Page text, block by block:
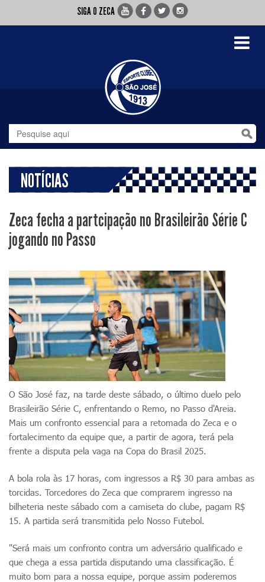
SIGA O ZECA
Toggle
NOTÍCIAS
Zeca fecha a partcipação no Brasileirão Série C
jogando no Passo
O São José faz, na tarde deste sábado, o último duelo pelo
Brasileirão Série C, enfrentando o Remo, no Passo d'Areia.
Mais um confronto essencial para a retomada do Zeca e o
fortalecimento da equipe que, a partir de agora, terá pela
frente a disputa pela vaga na Copa do Brasil 2025.
A bola rola às 17 horas, com ingressos a R$ 30 para ambas as
torcidas. Torcedores do Zeca que comprarem ingresso na
bilheteria neste sábado com a camiseta do clube, pagam R$
15. A partida será transmitida pelo Nosso Futebol.
"Será mais um confronto contra um adversário qualificado e
que chega a essa partida disputando uma classificação. É
muito bom para a nossa equipe, porque assim poderemos